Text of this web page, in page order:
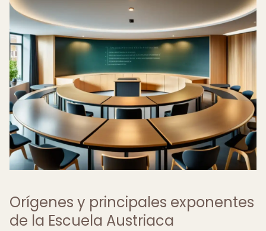
Orígenes y principales exponentes
de la Escuela Austriaca